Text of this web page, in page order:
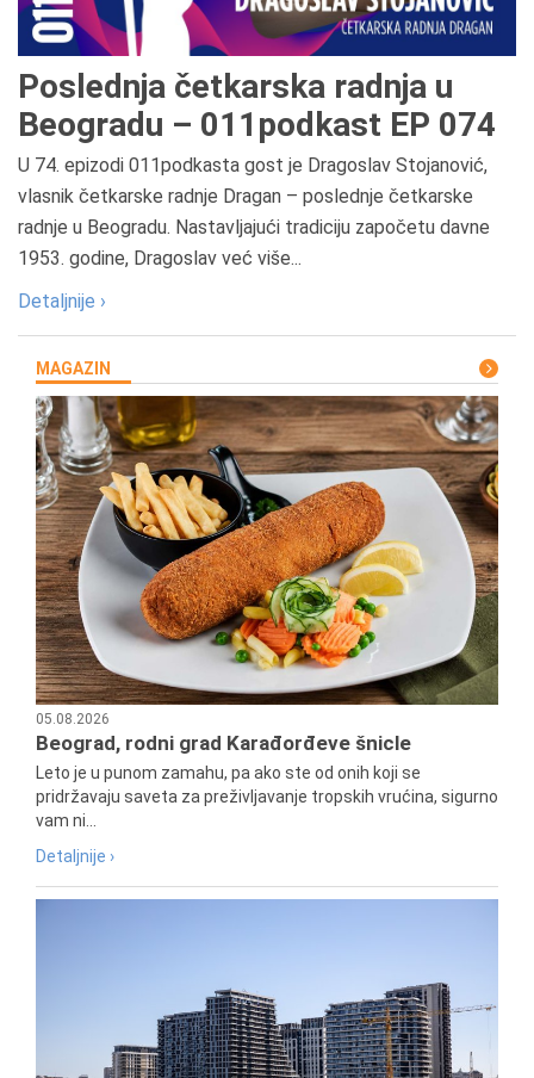
Poslednja četkarska radnja u
Beogradu – 011podkast EP 074
U 74. epizodi 011podkasta gost je Dragoslav Stojanović,
vlasnik četkarske radnje Dragan – poslednje četkarske
radnje u Beogradu. Nastavljajući tradiciju započetu davne
1953. godine, Dragoslav već više...
Detaljnije ›
MAGAZIN
05.08.2026
Beograd, rodni grad Karađorđeve šnicle
Leto je u punom zamahu, pa ako ste od onih koji se
pridržavaju saveta za preživljavanje tropskih vrućina, sigurno
vam ni...
Detaljnije ›